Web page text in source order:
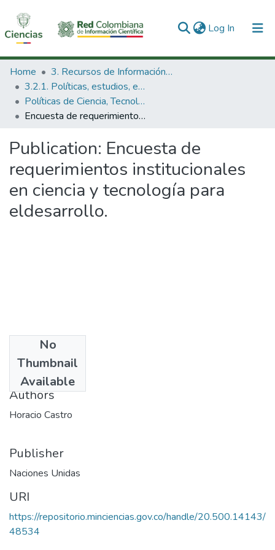
Log In (current)
Communities & Collections
All of DSpace
Statistics
Home
3. Recursos de Información Científica y Tecnológica
3.2.1. Políticas, estudios, evaluaciones e indicadores de CTeI
Políticas de Ciencia, Tecnología e Innovación
Encuesta de requerimientos institucionales en ciencia y tecnología para eldesarrollo.
Publication: Encuesta de
requerimientos institucionales
en ciencia y tecnología para
eldesarrollo.
No
Thumbnail
Available
1976
Authors
Horacio Castro
Publisher
Naciones Unidas
URI
https://repositorio.minciencias.gov.co/handle/20.500.14143/
48534